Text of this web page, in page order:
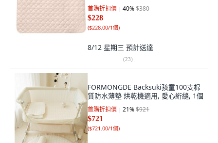
首購折扣價 40%$380
$228
($228.00/1個)
8/12 星期三 預計送達
(23)
FORMONGDE Backsuki孩童100支棉
質防水薄墊 烘乾機適用, 愛心絎縫, 1個
首購折扣價 21%$921
$721
($721.00/1個)